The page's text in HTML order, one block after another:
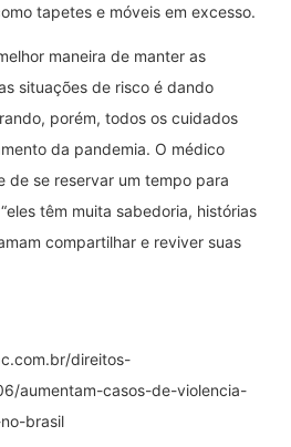
tapetes e móveis em excesso.
maneira de manter as
situações de risco é dando
porém, todos os cuidados
da pandemia. O médico
de se reservar um tempo para
têm muita sabedoria, histórias
compartilhar e reviver suas
direitos-
aumentam-casos-de-violencia-
brasil